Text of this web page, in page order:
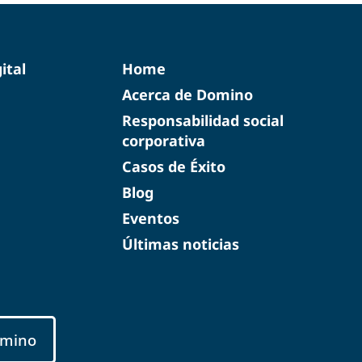
Home
Acerca de Domino
Responsabilidad social
corporativa
Casos de Éxito
Blog
Eventos
Últimas noticias